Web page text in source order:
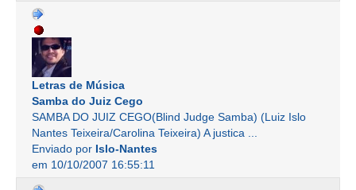
Letras de Música
Samba do Juiz Cego
SAMBA DO JUIZ CEGO(Blind Judge Samba) (Luiz Islo
Nantes Teixeira/Carolina Teixeira) A justica ...
Enviado por Islo-Nantes
em 10/10/2007 16:55:11